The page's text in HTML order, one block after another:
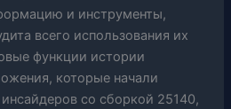
и инструменты,
всего использования их
функции истории
которые начали
со сборкой 25140,